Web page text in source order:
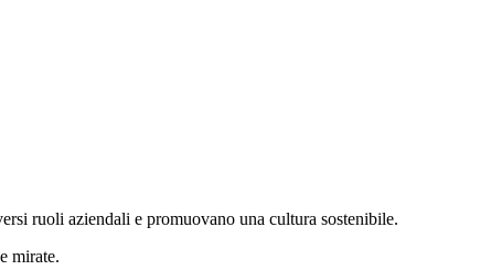
ruoli aziendali e promuovano una cultura sostenibile.
mirate.